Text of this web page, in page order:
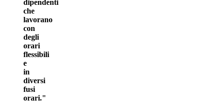
dipendenti
che
lavorano
con
degli
orari
flessibili
e
in
diversi
fusi
orari.